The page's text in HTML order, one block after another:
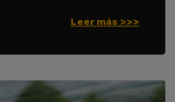
Leer más >>>